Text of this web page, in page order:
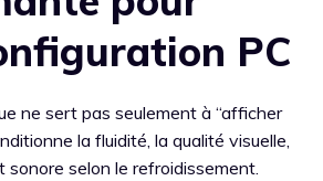
PC
ne sert pas seulement à “afficher
la fluidité, la qualité visuelle,
selon le refroidissement.